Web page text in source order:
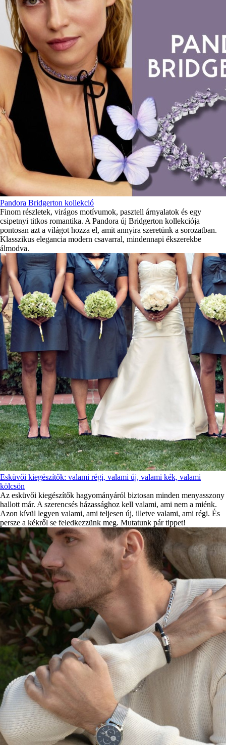
Pandora Bridgerton kollekció
Finom részletek, virágos motívumok, pasztell árnyalatok és egy
csipetnyi titkos romantika. A Pandora új Bridgerton kollekciója
pontosan azt a világot hozza el, amit annyira szeretünk a sorozatban.
Klasszikus elegancia modern csavarral, mindennapi ékszerekbe
álmodva.
Esküvői kiegészítők: valami régi, valami új, valami kék, valami
kölcsön
Az esküvői kiegészítők hagyományáról biztosan minden menyasszony
hallott már. A szerencsés házassághoz kell valami, ami nem a miénk.
Azon kívül legyen valami, ami teljesen új, illetve valami, ami régi. És
persze a kékről se feledkezzünk meg. Mutatunk pár tippet!